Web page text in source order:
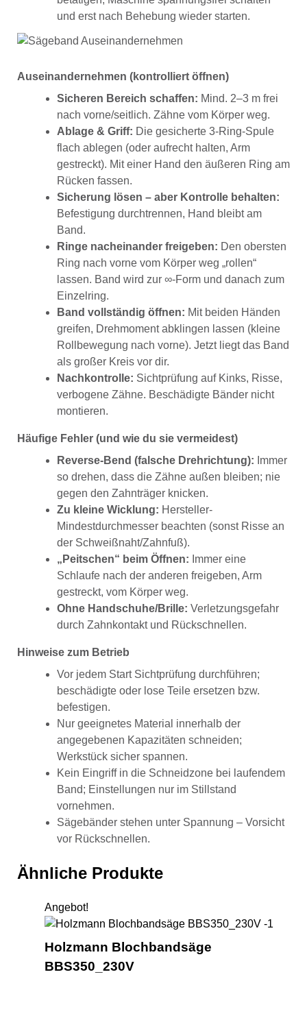
und erst nach Behebung wieder starten.
Auseinandernehmen (kontrolliert öffnen)
Sicheren Bereich schaffen: Mind. 2–3 m frei
nach vorne/seitlich. Zähne vom Körper weg.
Ablage & Griff: Die gesicherte 3-Ring-Spule
flach ablegen (oder aufrecht halten, Arm
gestreckt). Mit einer Hand den äußeren Ring am
Rücken fassen.
Sicherung lösen – aber Kontrolle behalten:
Befestigung durchtrennen, Hand bleibt am
Band.
Ringe nacheinander freigeben: Den obersten
Ring nach vorne vom Körper weg „rollen“
lassen. Band wird zur ∞-Form und danach zum
Einzelring.
Band vollständig öffnen: Mit beiden Händen
greifen, Drehmoment abklingen lassen (kleine
Rollbewegung nach vorne). Jetzt liegt das Band
als großer Kreis vor dir.
Nachkontrolle: Sichtprüfung auf Kinks, Risse,
verbogene Zähne. Beschädigte Bänder nicht
montieren.
Häufige Fehler (und wie du sie vermeidest)
Reverse-Bend (falsche Drehrichtung): Immer
so drehen, dass die Zähne außen bleiben; nie
gegen den Zahnträger knicken.
Zu kleine Wicklung: Hersteller-
Mindestdurchmesser beachten (sonst Risse an
der Schweißnaht/Zahnfuß).
„Peitschen“ beim Öffnen: Immer eine
Schlaufe nach der anderen freigeben, Arm
gestreckt, vom Körper weg.
Ohne Handschuhe/Brille: Verletzungsgefahr
durch Zahnkontakt und Rückschnellen.
Hinweise zum Betrieb
Vor jedem Start Sichtprüfung durchführen;
beschädigte oder lose Teile ersetzen bzw.
befestigen.
Nur geeignetes Material innerhalb der
angegebenen Kapazitäten schneiden;
Werkstück sicher spannen.
Kein Eingriff in die Schneidzone bei laufendem
Band; Einstellungen nur im Stillstand
vornehmen.
Sägebänder stehen unter Spannung – Vorsicht
vor Rückschnellen.
Ähnliche Produkte
Angebot!
Holzmann Blochbandsäge
BBS350_230V